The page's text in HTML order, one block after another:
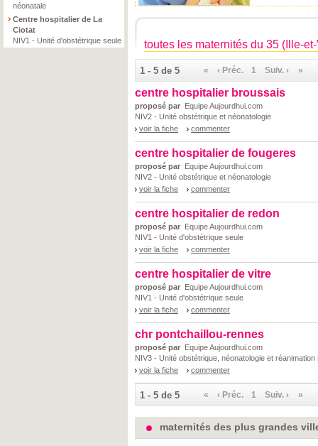
néonatale
Centre hospitalier de La
Ciotat
NIV1 - Unité d'obstétrique seule
toutes les maternités du 35 (Ille-
1 - 5 de 5 « ‹ Préc. 1 Suiv. › »
centre hospitalier broussais
proposé par Equipe Aujourdhui.com
NIV2 - Unité obstétrique et néonatologie
voir la fiche
commenter
centre hospitalier de fougeres
proposé par Equipe Aujourdhui.com
NIV2 - Unité obstétrique et néonatologie
voir la fiche
commenter
centre hospitalier de redon
proposé par Equipe Aujourdhui.com
NIV1 - Unité d'obstétrique seule
voir la fiche
commenter
centre hospitalier de vitre
proposé par Equipe Aujourdhui.com
NIV1 - Unité d'obstétrique seule
voir la fiche
commenter
chr pontchaillou-rennes
proposé par Equipe Aujourdhui.com
NIV3 - Unité obstétrique, néonatologie et réanimation
voir la fiche
commenter
1 - 5 de 5 « ‹ Préc. 1 Suiv. › »
maternités des plus grandes